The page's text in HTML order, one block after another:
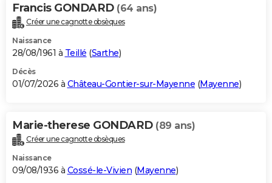
Carte de Noël
Carte Bonne année
Carte Saint-Valentin
Carte Pâques
Carte d'anniversaire
DICTIONNAIRE
Dictionnaire
Biographies
Citations
Expressions
Proverbes
PROGRAMME TV
S'inscrire
Se connecter
Lycées
Collèges
Primaires
Universités
Entreprises
Service militaire
Avis de recherche
AVIS DE DÉCÈS
Bricolage
Lifestyle
Culture
Sport
Auto
Television
Voyage
Cinema
Francis GONDARD (64 ans)
Créer une cagnotte obsèques
Naissance
28/08/1961 à Teillé (Sarthe)
Décès
01/07/2026 à Château-Gontier-sur-Mayenne (Mayenne)
Marie-therese GONDARD (89 ans)
Créer une cagnotte obsèques
Naissance
09/08/1936 à Cossé-le-Vivien (Mayenne)